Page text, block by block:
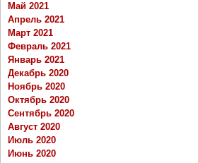
Май 2021
Апрель 2021
Март 2021
Февраль 2021
Январь 2021
Декабрь 2020
Ноябрь 2020
Октябрь 2020
Сентябрь 2020
Август 2020
Июль 2020
Июнь 2020